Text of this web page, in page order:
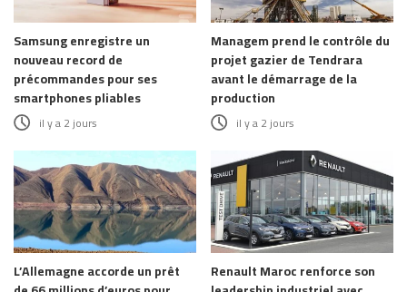
Samsung enregistre un
nouveau record de
précommandes pour ses
smartphones pliables
il y a 2 jours
Managem prend le contrôle du
projet gazier de Tendrara
avant le démarrage de la
production
il y a 2 jours
L’Allemagne accorde un prêt
Renault Maroc renforce son